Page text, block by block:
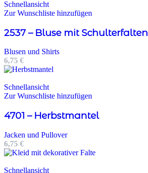
Schnellansicht
Zur Wunschliste hinzufügen
2537 – Bluse mit Schulterfalten
Blusen und Shirts
6,75 €
Schnellansicht
Zur Wunschliste hinzufügen
4701 – Herbstmantel
Jacken und Pullover
6,75 €
Schnellansicht